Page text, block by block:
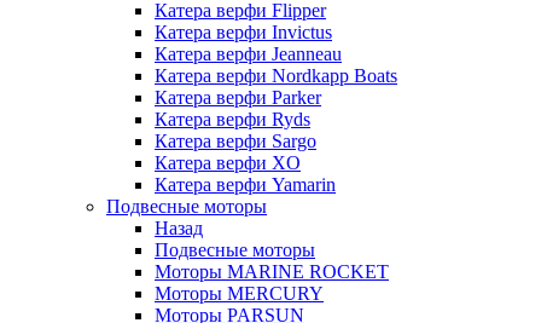
Катера верфи Flipper
Катера верфи Invictus
Катера верфи Jeanneau
Катера верфи Nordkapp Boats
Катера верфи Parker
Катера верфи Ryds
Катера верфи Sargo
Катера верфи XO
Катера верфи Yamarin
Подвесные моторы
Назад
Подвесные моторы
Моторы MARINE ROCKET
Моторы MERCURY
Моторы PARSUN